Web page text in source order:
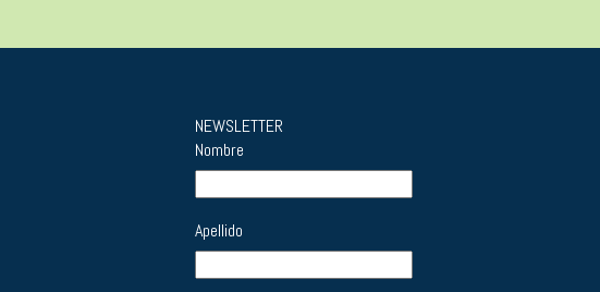
NEWSLETTER
Nombre
Apellido